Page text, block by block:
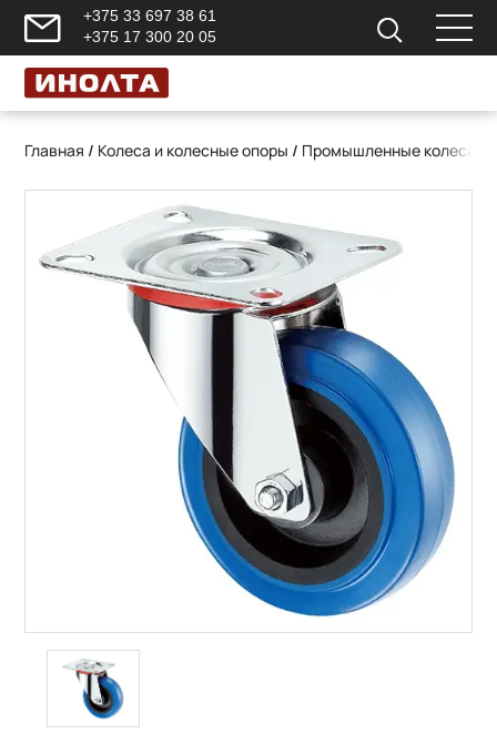
+375 33 697 38 61
+375 17 300 20 05
Главная / Колеса и колесные опоры / Промышленные колеса и